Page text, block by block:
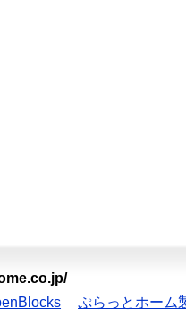
ぷらっとホーム